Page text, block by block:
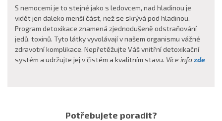
S nemocemi je to stejné jako s ledovcem, nad hladinou je
vidět jen daleko menší část, než se skrývá pod hladinou.
Program detoxikace znamená zjednodušeně odstraňování
jedů, toxinů. Tyto látky vyvolávají v našem organismu vážné
zdravotní komplikace. Nepřetěžujte Váš vnitřní detoxikační
systém a udržujte jej v čistém a kvalitním stavu. Více info zde
Potřebujete poradit?